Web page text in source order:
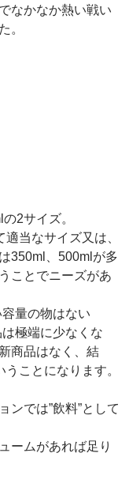
なかなか熱い戦い
。
2サイズ。
当なサイズ又は、
350ml、500mlが多
ことでニーズがあ
量の物はない
極端に少なくな
商品はなく、結
ことになります。
ンでは”飲料”として
ームがあれば足り